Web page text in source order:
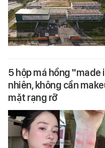
5 hộp má hồng
nhiên, không cần
mặt rạng rỡ